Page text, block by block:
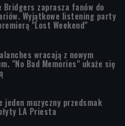
Bridgers zaprasza fanów do
Wyjątkowe listening party
"Lost Weekend"
wracają z nowym
"No Bad Memories" ukaże się
jeden muzyczny przedsmak
LA Priesta